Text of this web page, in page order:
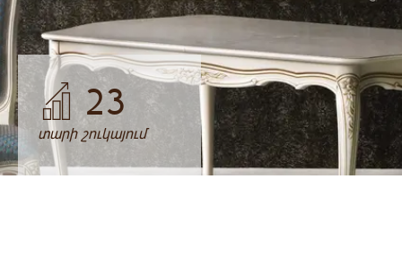
23
տարի շուկայում